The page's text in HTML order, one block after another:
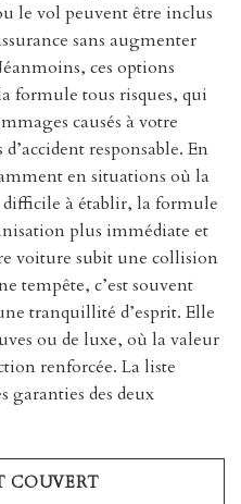
le vol peuvent être inclus
sans augmenter
ces options
formule tous risques, qui
causés à votre
responsable. En
en situations où la
difficile à établir, la formule
plus immédiate et
voiture subit une collision
tempête, c’est souvent
tranquillité d’esprit. Elle
ou de luxe, où la valeur
renforcée. La liste
garanties des deux
COUVERT